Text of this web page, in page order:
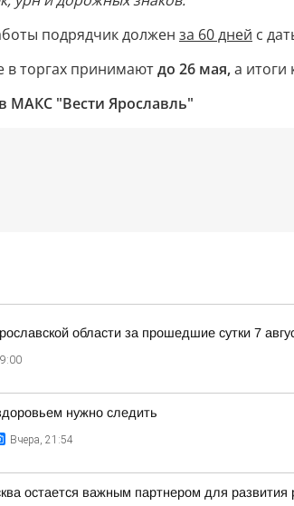
подрядчик должен за 60 дней с
в торгах принимаютдо 26 мая,а итоги
МАКС "Вести Ярославль"
области за прошедшие сутки 7
нужно следить
Вчера, 21:54
остается важным партнером для развития